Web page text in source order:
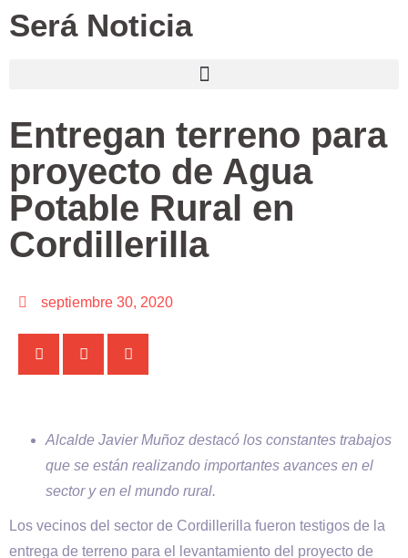
Será Noticia
Entregan terreno para
proyecto de Agua
Potable Rural en
Cordillerilla
septiembre 30, 2020
Alcalde Javier Muñoz destacó los constantes trabajos
que se están realizando importantes avances en el
sector y en el mundo rural.
Los vecinos del sector de Cordillerilla fueron testigos de la
entrega de terreno para el levantamiento del proyecto de